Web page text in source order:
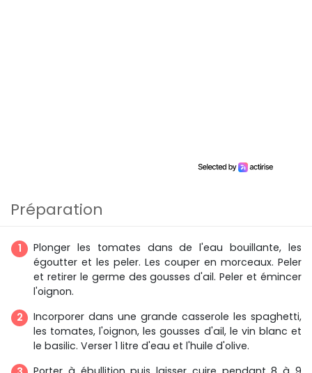
Préparation
Plonger les tomates dans de l'eau bouillante, les
égoutter et les peler. Les couper en morceaux. Peler
et retirer le germe des gousses d'ail. Peler et émincer
l'oignon.
Incorporer dans une grande casserole les spaghetti,
les tomates, l'oignon, les gousses d'ail, le vin blanc et
le basilic. Verser 1 litre d'eau et l'huile d'olive.